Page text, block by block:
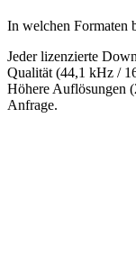
In welchen Formaten
Jeder lizenzierte
Qualität (44,1 kHz /
Höhere Auflösungen
Anfrage.